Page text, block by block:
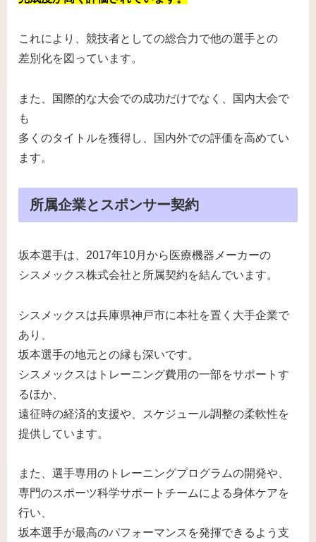
これにより、競技者としての総合力で他の選手との
差別化を図っています。
また、国際的な大会での成功だけでなく、国内大会で
も
多くのタイトルを獲得し、国内外での評価を高めてい
ます。
所属企業とスポンサー契約
坂本選手は、2017年10月から医療機器メーカーの
シスメックス株式会社と所属契約を結んでいます。
シスメックスは兵庫県神戸市に本社を置く大手企業で
あり、
坂本選手の地元との縁も深いです。
シスメックスはトレーニング費用の一部をサポートす
るほか、
遠征時の経済的支援や、スケジュール調整の柔軟性を
提供しています。
また、選手専用のトレーニングプログラムの開発や、
専門のスポーツ科学サポートチームによる身体ケアを
行い、
坂本選手が最高のパフォーマンスを発揮できるよう支